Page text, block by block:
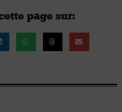
page sur :